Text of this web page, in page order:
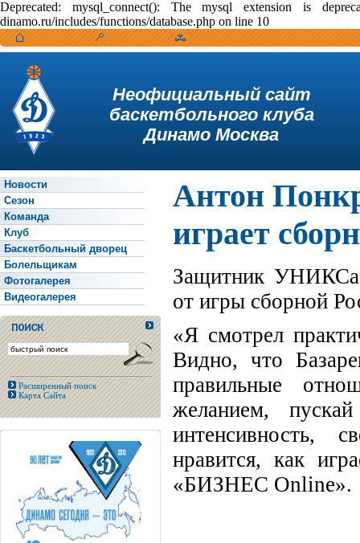
Deprecated: mysql_connect(): The mysql extension is
dinamo.ru/includes/functions/database.php on line 10
Неофициальный сайт
баскетбольного клуба
Динамо Москва
Новости
Сезон
Команда
Клуб
Баскетбольный дворец
Болельщикам
Фотогалерея
Видеогалерея
Расширенный поиск
Карта Сайта
Антон
играет
Защитник УНИКСа
от игры сборной
«Я смотрел
Видно, что
правильные
желанием,
интенсивность,
нравится, как
«БИЗНЕС Online».